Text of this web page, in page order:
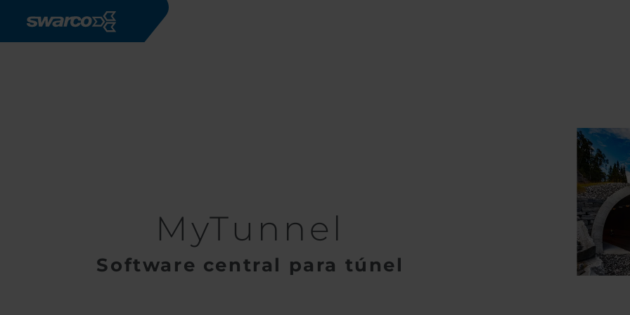
Productos
MyTunnel
Software central para túnel